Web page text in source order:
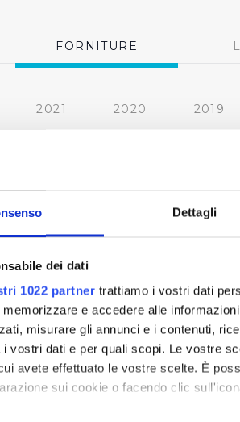
Dettagli
dei dati
1022 partner trattiamo i vostri dati
e accedere alle
misurare gli annunci e i contenuti,
i vostri dati e per quali scopi. Le vostre
avete effettuato le vostre scelte. È
sui cookie o facendo clic
FORNITURE
2021 2020 2019